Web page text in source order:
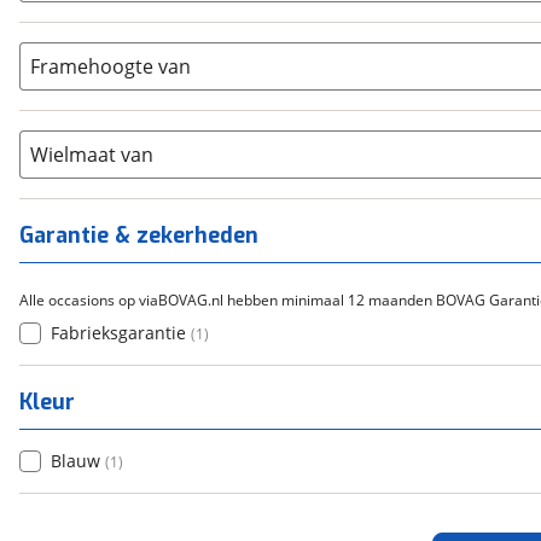
Bafang
Gazelle (0)
Cortina (0)
Flyer (0)
Overig ( 0)
9-14
15-20 (0)
21+
Aluminium (1)
Carbon
Chroom-molybdeen (0)
Scandium
Staal (0 )
Tica
Framehoogte van
Wielmaat van
Garantie & zekerheden
Alle occasions op viaBOVAG.nl hebben minimaal 12 maanden BOVAG
Fabrieksgarantie (1)
Kleur
Blauw (1)